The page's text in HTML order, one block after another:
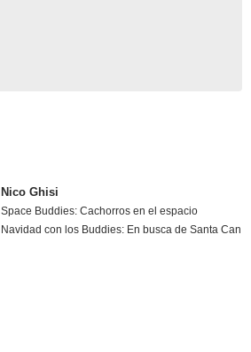
Nico Ghisi
Space Buddies: Cachorros en el espacio
Navidad con los Buddies: En busca de Santa Can